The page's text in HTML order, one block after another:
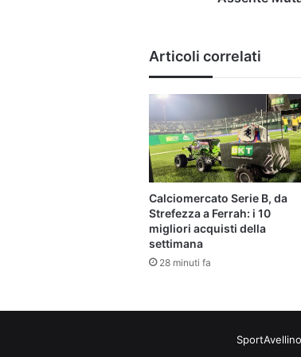
Articoli correlati
Calciomercato Serie B, da
Strefezza a Ferrah: i 10
migliori acquisti della
settimana
28 minuti fa